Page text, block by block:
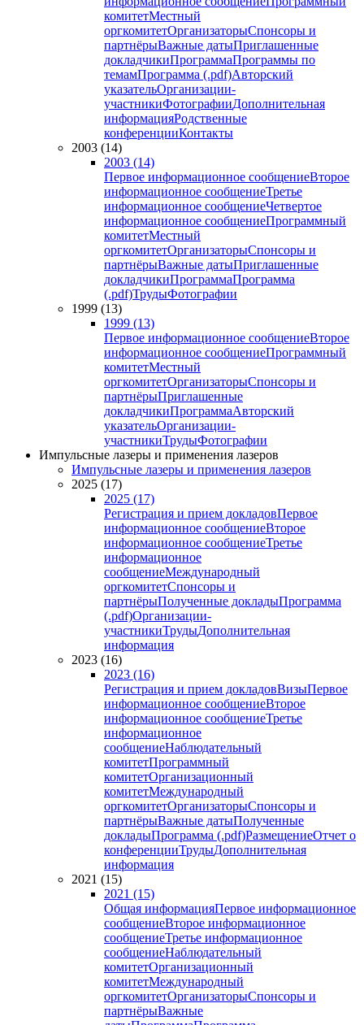
комитетМестный
оргкомитетОрганизаторыСпонсоры и
партнёрыВажные датыПриглашенные
докладчикиПрограммаПрограммы по
темамПрограмма (.pdf)Авторский
указательОрганизации-
участникиФотографииДополнительная
информацияРодственные
конференцииКонтакты
2003 (14)
2003 (14)
Первое информационное сообщениеВторое
информационное сообщениеТретье
информационное сообщениеЧетвертое
информационное сообщениеПрограммный
комитетМестный
оргкомитетОрганизаторыСпонсоры и
партнёрыВажные датыПриглашенные
докладчикиПрограммаПрограмма
(.pdf)ТрудыФотографии
1999 (13)
1999 (13)
Первое информационное сообщениеВторое
информационное сообщениеПрограммный
комитетМестный
оргкомитетОрганизаторыСпонсоры и
партнёрыПриглашенные
докладчикиПрограммаАвторский
указательОрганизации-
участникиТрудыФотографии
Импульсные лазеры и применения лазеров
Импульсные лазеры и применения лазеров
2025 (17)
2025 (17)
Регистрация и прием докладовПервое
информационное сообщениеВторое
информационное сообщениеТретье
информационное
сообщениеМеждународный
оргкомитетСпонсоры и
партнёрыПолученные докладыПрограмма
(.pdf)Организации-
участникиТрудыДополнительная
информация
2023 (16)
2023 (16)
Регистрация и прием докладовВизыПервое
информационное сообщениеВторое
информационное сообщениеТретье
информационное
сообщениеНаблюдательный
комитетПрограммный
комитетОрганизационный
комитетМеждународный
оргкомитетОрганизаторыСпонсоры и
партнёрыВажные датыПолученные
докладыПрограмма (.pdf)РазмещениеОтчет о
конференцииТрудыДополнительная
информация
2021 (15)
2021 (15)
Общая информацияПервое информационное
сообщениеВторое информационное
сообщениеТретье информационное
сообщениеНаблюдательный
комитетОрганизационный
комитетМеждународный
оргкомитетОрганизаторыСпонсоры и
партнёрыВажные